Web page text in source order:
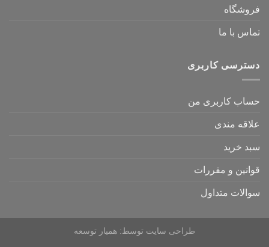
فروشگاه
تماس با ما
دسترسی کاربری
حساب کاربری من
علاقه مندی
سبد خرید
قوانین و مقررات
سوالات متداول
طراحی سایت توسط: همیار توسعه